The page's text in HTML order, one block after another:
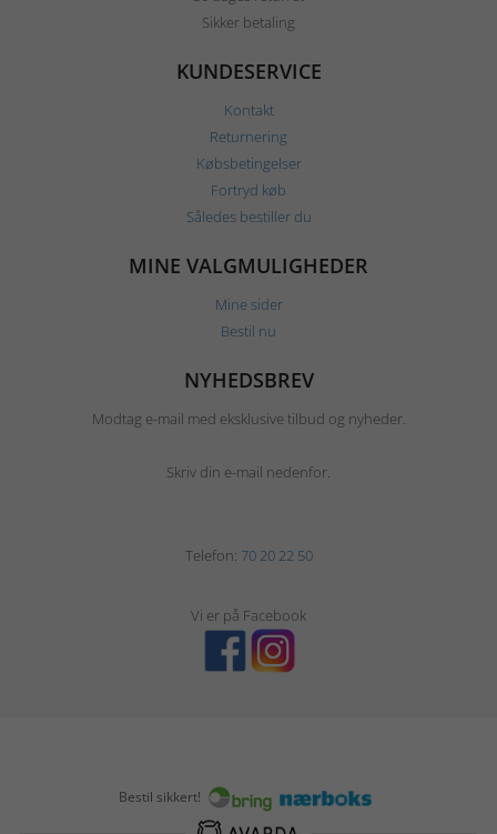
Sikker betaling
KUNDESERVICE
Kontakt
Returnering
Købsbetingelser
Fortryd køb
Således bestiller du
MINE VALGMULIGHEDER
Mine sider
Bestil nu
NYHEDSBREV
Modtag e-mail med eksklusive tilbud og nyheder.
Skriv din e-mail nedenfor.
Telefon: 70 20 22 50
Vi er på Facebook
Bestil sikkert!